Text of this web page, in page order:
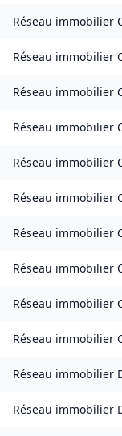
Réseau immobilier
Réseau immobilier
Réseau immobilier
Réseau immobilier
Réseau immobilier
Réseau immobilier
Réseau immobilier
Réseau immobilier
Réseau immobilier
Réseau immobilier
Réseau immobilier
Réseau immobilier